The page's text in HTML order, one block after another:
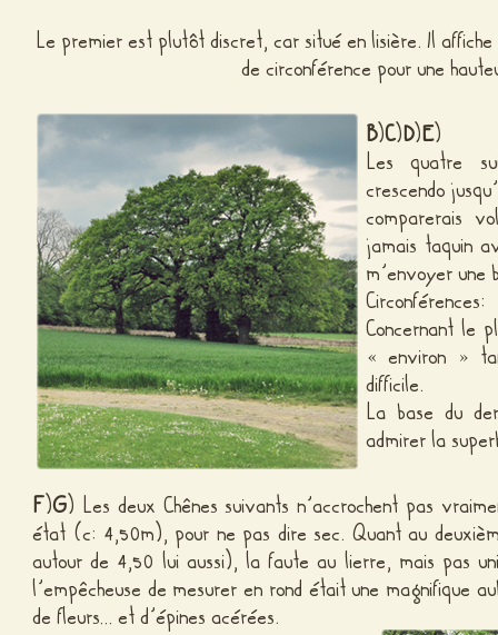
Le premier est plutôt discret, car situé en lisière. Il
de circonférence pour une
B)C)D)E)
Les quatre
crescendo
comparerais
jamais taquin
m’envoyer une
Concernant le
« environ »
difficile.
La base du
admirer la
F)G) Les deux Chênes suivants n’accrochent pas
état (c: 4,50m), pour ne pas dire sec. Quant au
autour de 4,50 lui aussi), la faute au lierre, mais pas
l’empêcheuse de mesurer en rond était une magnifique
de fleurs… et d’épines acérées.